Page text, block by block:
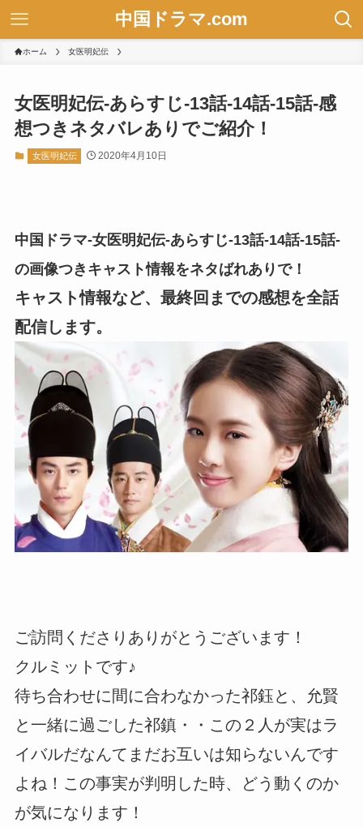
中国ドラマ.com
ホーム 女医明妃伝
女医明妃伝-あらすじ-13話-14話-15話-感
想つきネタバレありでご紹介！
女医明妃伝 2020年4月10日
中国ドラマ-女医明妃伝-あらすじ-13話-14話-15話-
の画像つきキャスト情報をネタばれありで！
キャスト情報など、最終回までの感想を全話
配信します。
ご訪問くださりありがとうございます！
クルミットです♪
待ち合わせに間に合わなかった祁鈺と、允賢
と一緒に過ごした祁鎮・・この２人が実はラ
イバルだなんてまだお互いは知らないんです
よね！この事実が判明した時、どう動くのか
が気になります！